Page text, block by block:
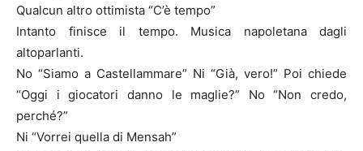
Qualcun altro ottimista “C’è tempo”
Intanto finisce il tempo. Musica napoletana dagli
altoparlanti.
No “Siamo a Castellammare” Ni “Già, vero!” Poi chiede
“Oggi i giocatori danno le maglie?” No “Non credo,
perché?”
Ni “Vorrei quella di Mensah”